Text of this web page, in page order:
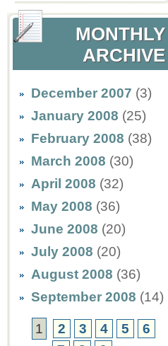
MONTHLY
ARCHIVE
December 2007 (3)
January 2008 (25)
February 2008 (38)
March 2008 (30)
April 2008 (32)
May 2008 (36)
June 2008 (20)
July 2008 (20)
August 2008 (36)
September 2008 (14)
1 2 3 4 5
6